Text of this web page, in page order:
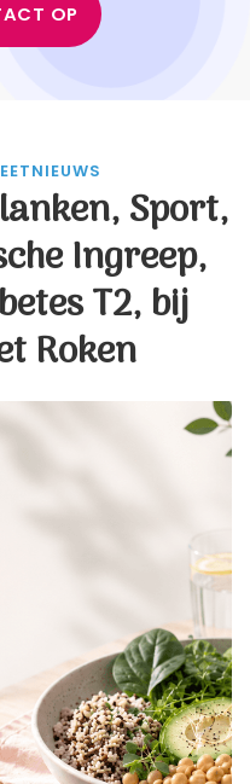
OP
Sport,
Ingreep,
T2, bij
Roken